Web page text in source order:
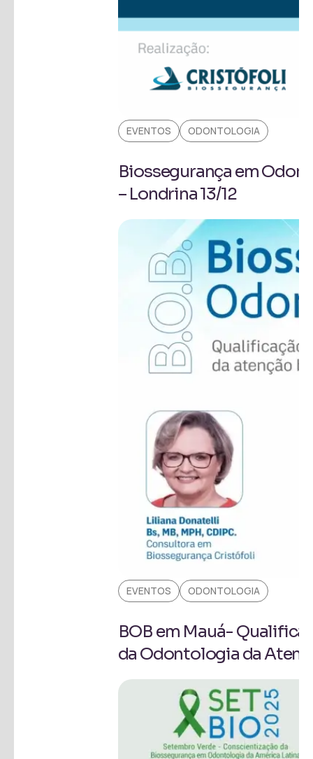
EVENTOS ODONTOLOGIA
Biossegurança em
– Londrina 13/12
EVENTOS ODONTOLOGIA
BOB em Mauá-
da Odontologia da